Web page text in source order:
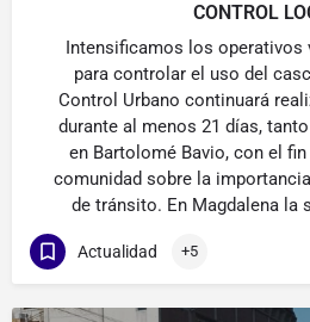
CONTROL
Intensificamos los operativos
para controlar el uso del
Control Urbano continuará
durante al menos 21 días,
en Bartolomé Bavio, con el
comunidad sobre la
de tránsito. En Magdalena la
Actualidad +5